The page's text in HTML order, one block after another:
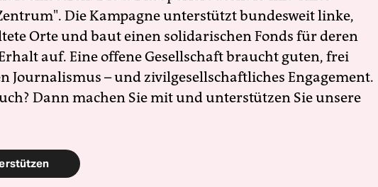
Die Kampagne unterstützt bundesweit linke,
Orte und baut einen solidarischen Fonds für deren
auf. Eine offene Gesellschaft braucht guten, frei
Journalismus – und zivilgesellschaftliches Engagement.
Dann machen Sie mit und unterstützen Sie unsere